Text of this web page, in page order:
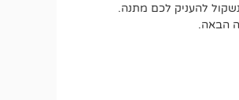
להעניק לכם מתנה.
הבאה.